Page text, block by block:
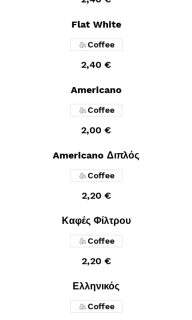
Flat White
2,40 €
Coffee
Americano
2,00 €
Coffee
Americano Διπλός
2,20 €
Coffee
Καφές Φίλτρου
2,20 €
Coffee
Ελληνικός
Coffee